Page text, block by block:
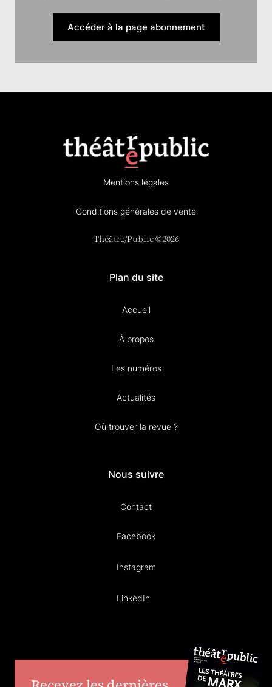
Accéder à la page abonnement
Mentions légales
Conditions générales de vente
Théâtre/Public ©2026
Plan du site
Accueil
À propos
Les numéros
Actualités
Où trouver la revue ?
Nous suivre
Contact
Facebook
Instagram
LinkedIn